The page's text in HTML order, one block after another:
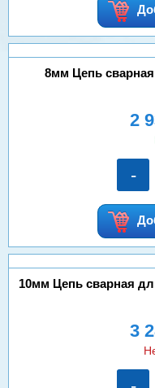
8мм Цепь
2
-
10мм Цепь сварная
3